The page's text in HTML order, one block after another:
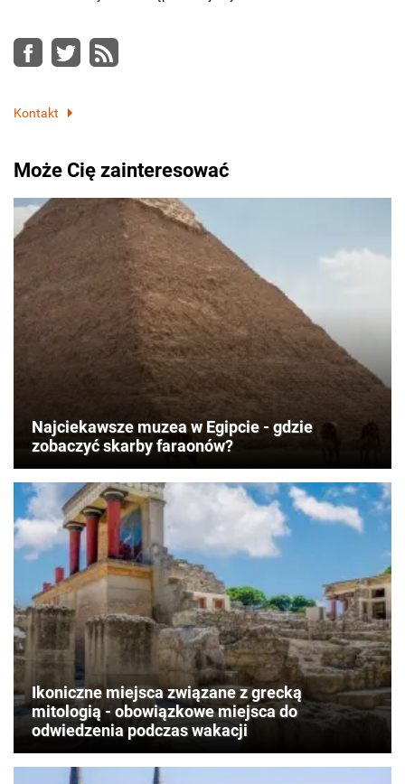
Facebook
Twitter
RSS
Kontakt
Może Cię zainteresować
Najciekawsze muzea w Egipcie - gdzie
zobaczyć skarby faraonów?
Ikoniczne miejsca związane z grecką
mitologią - obowiązkowe miejsca do
odwiedzenia podczas wakacji